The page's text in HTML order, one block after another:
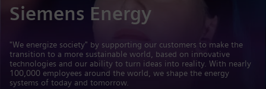
Siemens Energy
"We energize society" by supporting our customers to make the
transition to a more sustainable world, based on innovative
technologies and our ability to turn ideas into reality. With nearly
100,000 employees around the world, we shape the energy
systems of today and tomorrow.